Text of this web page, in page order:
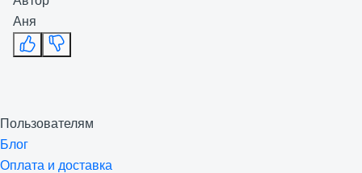
Аня
Пользователям
Блог
Оплата и доставка